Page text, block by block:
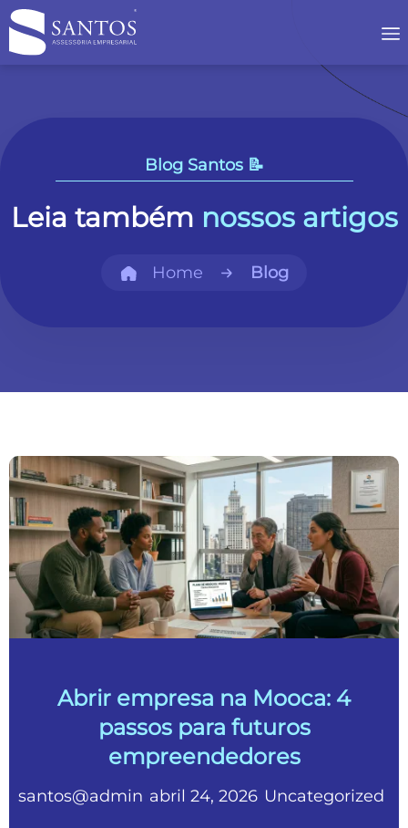
Blog Santos 📝
Leia também nossos artigos
Home Blog
Abrir empresa na Mooca: 4
passos para futuros
empreendedores
santos@admin abril 24, 2026 Uncategorized